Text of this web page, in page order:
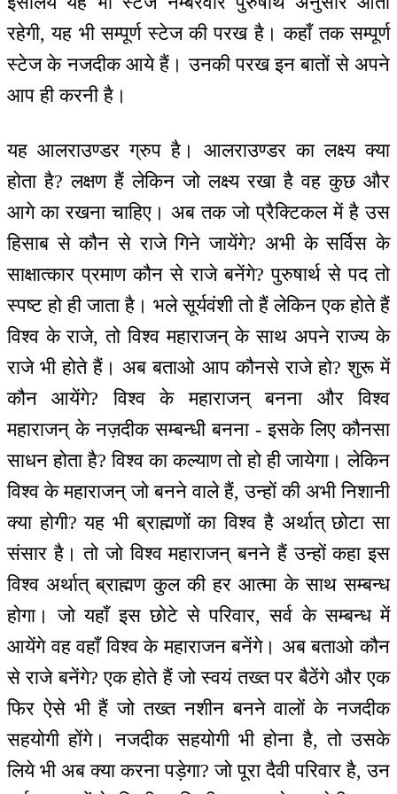
रहेगी, यह भी सम्पूर्ण स्टेज की परख है। कहाँ तक सम्पूर्ण
स्टेज के नजदीक आये हैं। उनकी परख इन बातों से अपने
आप ही करनी है।
यह आलराउण्डर ग्रुप है। आलराउण्डर का लक्ष्य क्या
होता है? लक्षण हैं लेकिन जो लक्ष्य रखा है वह कुछ और
आगे का रखना चाहिए। अब तक जो प्रैक्टिकल में है उस
हिसाब से कौन से राजे गिने जायेंगे? अभी के सर्विस के
साक्षात्कार प्रमाण कौन से राजे बनेंगे? पुरुषार्थ से पद तो
स्पष्ट हो ही जाता है। भले सूर्यवंशी तो हैं लेकिन एक होते हैं
विश्व के राजे, तो विश्व महाराजन् के साथ अपने राज्य के
राजे भी होते हैं। अब बताओ आप कौनसे राजे हो? शुरू में
कौन आयेंगे? विश्व के महाराजन् बनना और विश्व
महाराजन् के नज़दीक सम्बन्धी बनना - इसके लिए कौनसा
साधन होता है? विश्व का कल्याण तो हो ही जायेगा। लेकिन
विश्व के महाराजन् जो बनने वाले हैं, उन्हों की अभी निशानी
क्या होगी? यह भी ब्राह्मणों का विश्व है अर्थात् छोटा सा
संसार है। तो जो विश्व महाराजन् बनने हैं उन्हों कहा इस
विश्व अर्थात् ब्राह्मण कुल की हर आत्मा के साथ सम्बन्ध
होगा। जो यहाँ इस छोटे से परिवार, सर्व के सम्बन्ध में
आयेंगे वह वहाँ विश्व के महाराजन बनेंगे। अब बताओ कौन
से राजे बनेंगे? एक होते हैं जो स्वयं तख्त पर बैठेंगे और एक
फिर ऐसे भी हैं जो तख्त नशीन बनने वालों के नजदीक
सहयोगी होंगे। नजदीक सहयोगी भी होना है, तो उसके
लिये भी अब क्या करना पड़ेगा? जो पूरा दैवी परिवार है, उन